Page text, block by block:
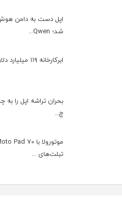
اپل دست به دامن
شد؛ Qwen...
ابرکارخانه ۱۱۹ میلیارد دلاری ایلان ماسک؛...
بحران تراشه اپل را
چ...
تبلت‌های ...